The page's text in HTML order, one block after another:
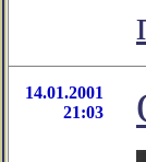
14.01.2001
21:03